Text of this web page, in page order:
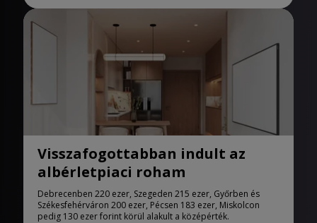
Visszafogottabban indult az
albérletpiaci roham
Debrecenben 220 ezer, Szegeden 215 ezer, Győrben és
Székesfehérváron 200 ezer, Pécsen 183 ezer, Miskolcon
pedig 130 ezer forint körül alakult a középérték.